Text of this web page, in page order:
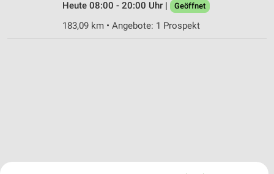
Heute 08:00 - 20:00 Uhr |
Geöffnet
183,09 km • Angebote: 1 Prospekt